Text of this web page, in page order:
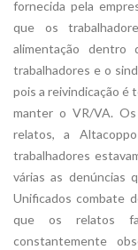
fornecida pela
que os
alimentação dentro
trabalhadores e o
pois a reivindicação é
manter o VR/VA.
relatos, a
trabalhadores
várias as denúncias
Unificados combate
que os relatos
constantemente